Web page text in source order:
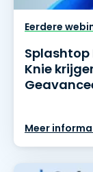
Eerdere
Splashtop
Knie
Meer